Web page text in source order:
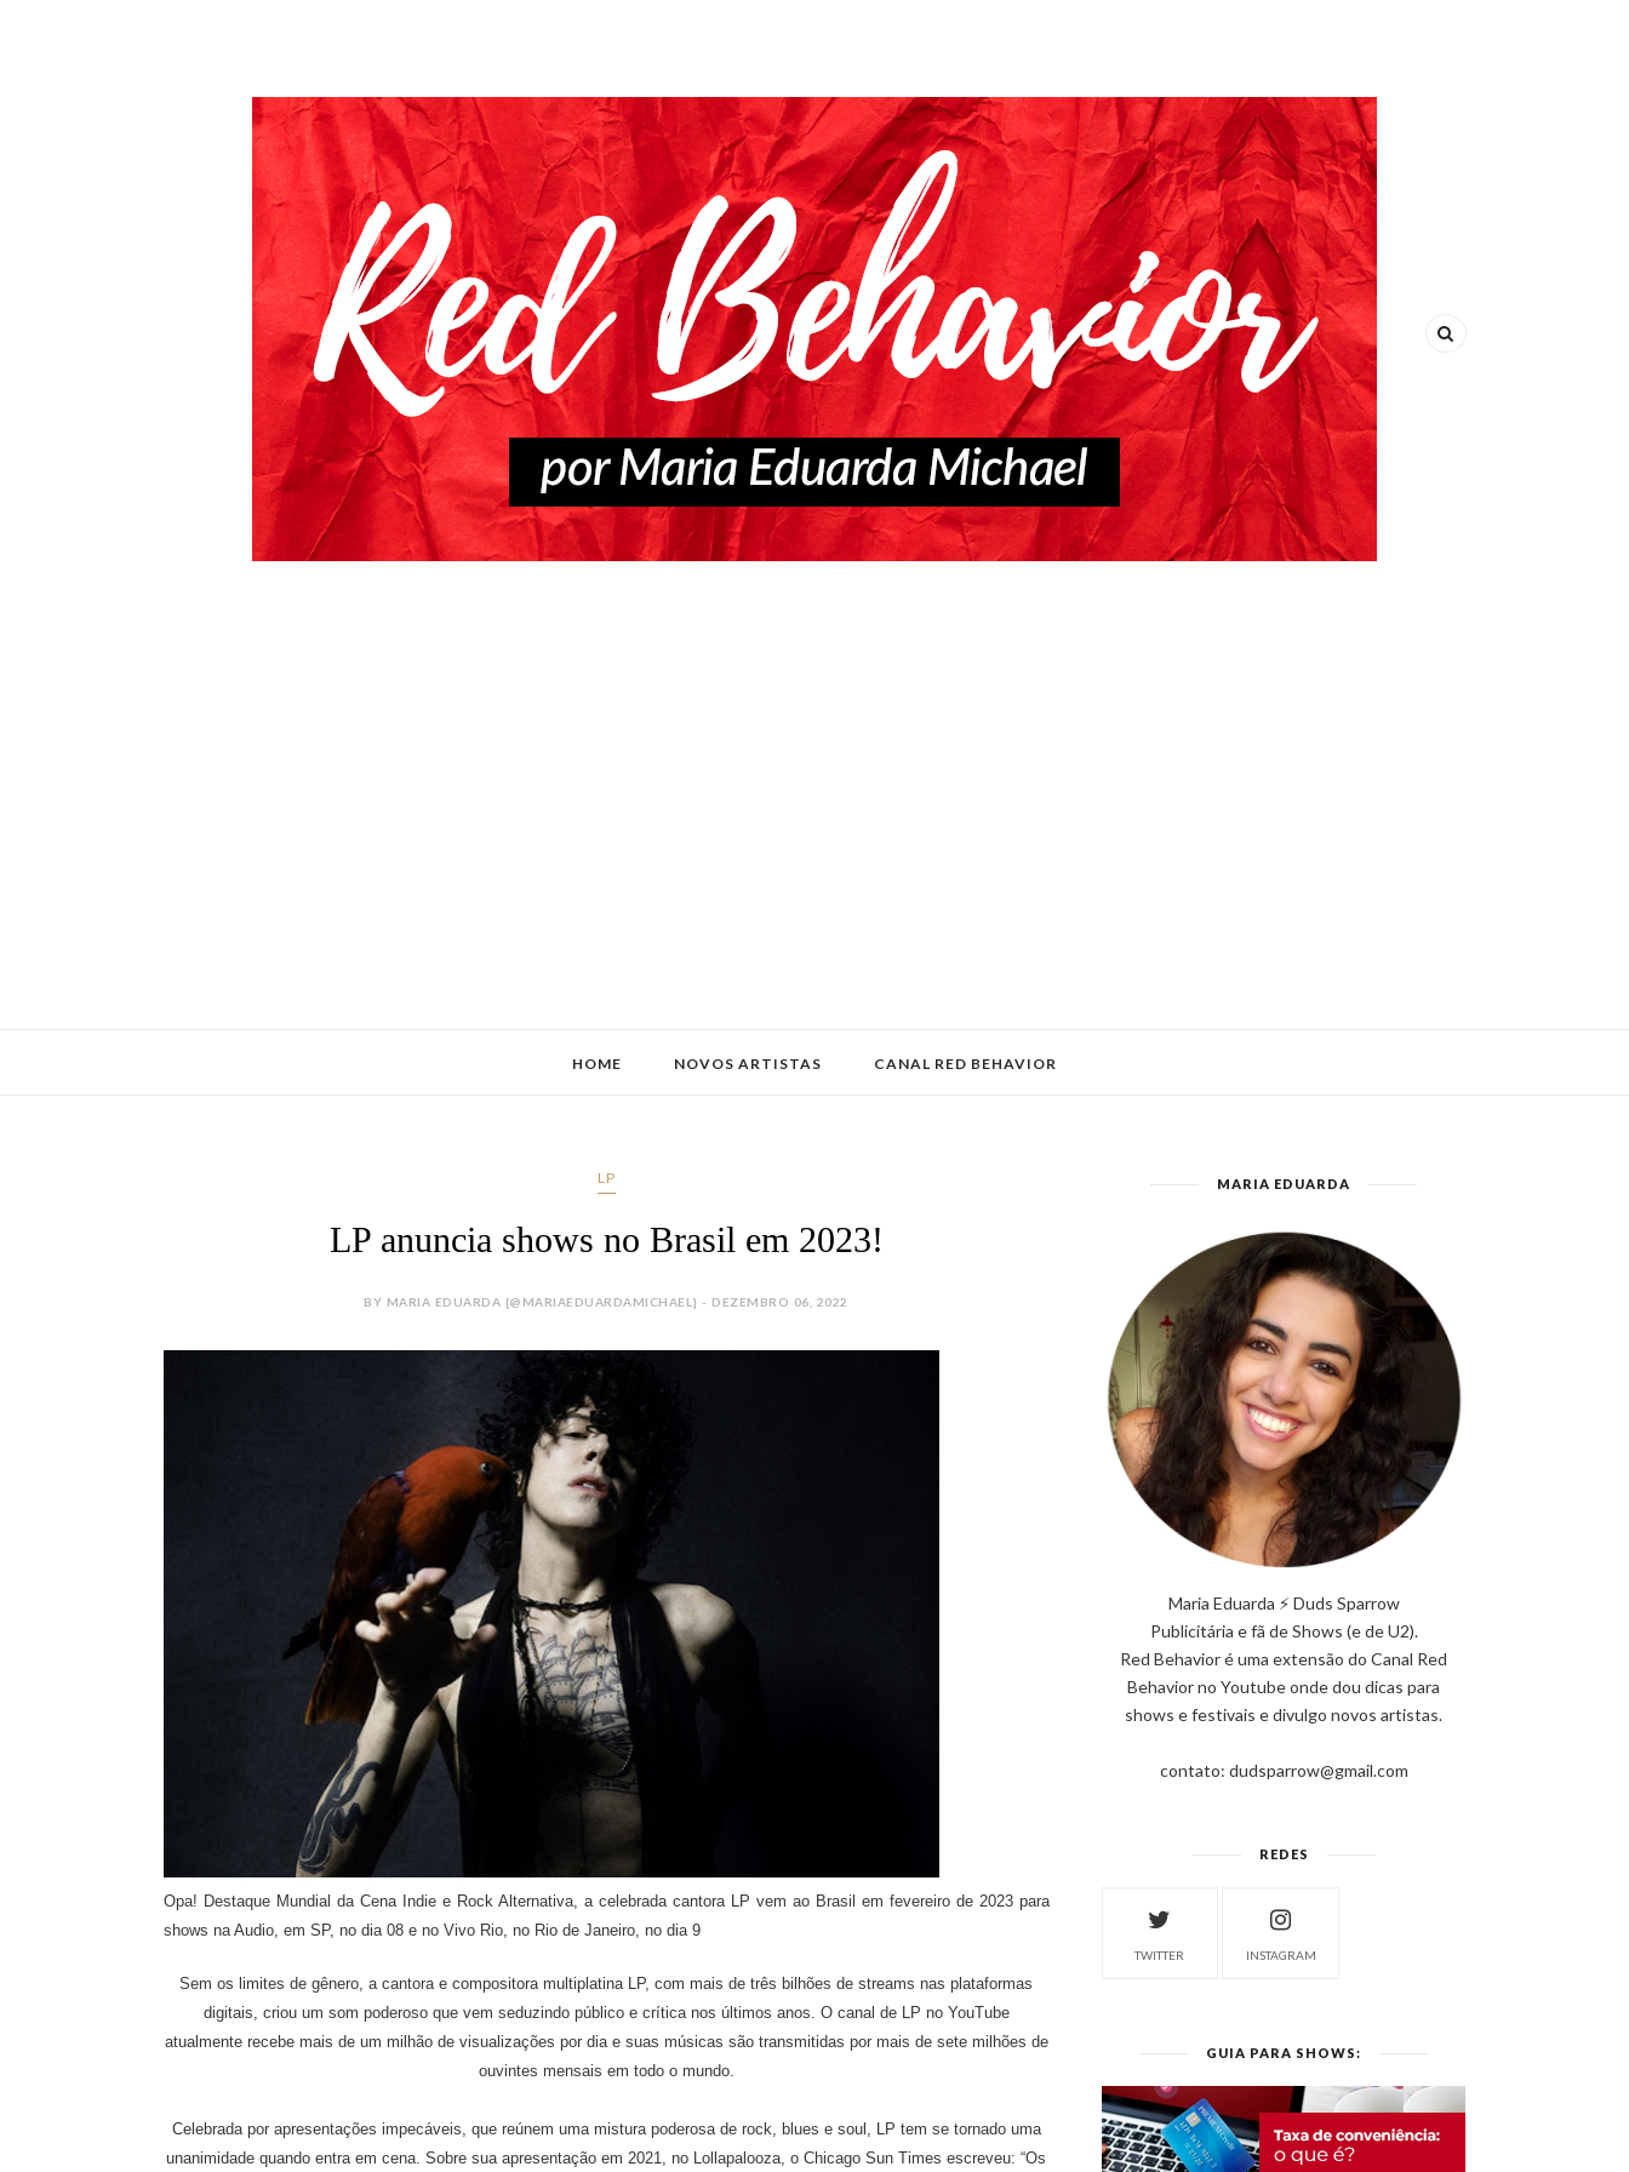
HOME NOVOS ARTISTAS CANAL RED BEHAVIOR
LP
LP anuncia shows no Brasil em 2023!
BY MARIA EDUARDA {@MARIAEDUARDAMICHAEL} - DEZEMBRO 06, 2022
Opa! Destaque Mundial da Cena Indie e Rock Alternativa, a celebrada cantora LP vem ao Brasil em fevereiro de 2023 para
shows na Audio, em SP, no dia 08 e no Vivo Rio, no Rio de Janeiro, no dia 9
Sem os limites de gênero, a cantora e compositora multiplatina LP, com mais de três bilhões de streams nas plataformas
digitais, criou um som poderoso que vem seduzindo público e crítica nos últimos anos. O canal de LP no YouTube
atualmente recebe mais de um milhão de visualizações por dia e suas músicas são transmitidas por mais de sete milhões de
ouvintes mensais em todo o mundo.
Celebrada por apresentações impecáveis, que reúnem uma mistura poderosa de rock, blues e soul, LP tem se tornado uma
unanimidade quando entra em cena. Sobre sua apresentação em 2021, no Lollapalooza, o Chicago Sun Times escreveu: “Os
MARIA EDUARDA
Maria Eduarda ⚡ Duds Sparrow
Publicitária e fã de Shows (e de U2).
Red Behavior é uma extensão do Canal Red
Behavior no Youtube onde dou dicas para
shows e festivais e divulgo novos artistas.
contato: dudsparrow@gmail.com
REDES
TWITTER INSTAGRAM
GUIA PARA SHOWS: